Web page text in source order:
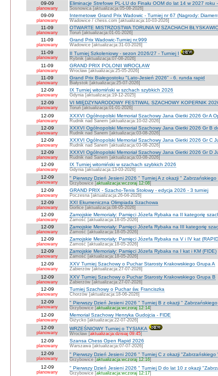
09-09
planowany
Eliminacje Strefowe PL-LU do Finału OOM do lat 14 w 2027 roku
Sosnowica [aktualizacja:05-08-2026]
09-09
planowany
Internetowe Grand Prix Wadowic - Turniej nr 67 (Nagrody:
Wadowice / chess.com [aktualizacja:10-03-2026]
11-09
planowany
OTWARTE MISTRZOSTWA TORUNIA W SZACHACH
Toruń [aktualizacja:01-01-2026]
11-09
planowany
Grand Prix Wadowic-Turniej nr.999
Wadowice [aktualizacja:31-03-2026]
11-09
planowany
II Turniej Szkoleniowy - sezon 2026/27 - Turniej I
Rybnik [aktualizacja:07-08-2026]
11-09
planowany
GRAND PRIX POLONII WROCŁAW
Wrocław [aktualizacja:25-05-2026]
11-09
planowany
Grand Prix Białegostoku "Lato-Jesień 2026" - 6. runda rapid
Białystok [aktualizacja:25-07-2026]
12-09
planowany
IX Turniej witomiński w szchach szybkich 2026
Gdynia [aktualizacja:19-12-2025]
12-09
planowany
VI MIĘDZYNARODOWY FESTIWAL SZACHOWY KOPERNIK
Toruń [aktualizacja:01-01-2026]
12-09
planowany
XXXVI Ogólnopolski Memoriał Szachowy Jana Gietki 2026 Gr A
Rudnik nad Sanem [aktualizacja:10-02-2026]
12-09
planowany
XXXVI Ogólnopolski Memoriał Szachowy Jana Gietki 2026 Gr B
Rudnik nad Sanem [aktualizacja:03-08-2026]
12-09
planowany
XXXVI Ogólnopolski Memoriał Szachowy Jana Gietki 2026 Gr C
Rudnik nad Sanem [aktualizacja:03-08-2026]
12-09
planowany
XXXVI Ogólnopolski Memoriał Szachowy Jana Gietki 2026 Gr D
Rudnik nad Sanem [aktualizacja:03-08-2026]
12-09
planowany
IX Turniej witomiński w szachach szybkich 2026
Gdynia [aktualizacja:13-03-2026]
12-09
planowany
" Pierwszy Dzień Jesieni 2026 " Turniej A z okazji " Zabrzańskiego
Grzybowice [aktualizacja:wczoraj 12:08]
12-09
planowany
GRAND PRIX - Szacho-Tenis Stołowy - edycja 2026 - 3 turniej
Poczesna [aktualizacja:26-04-2026]
12-09
planowany
XXI Ekumeniczna Olimpiada Szachowa
Gorlice [aktualizacja:08-05-2026]
12-09
planowany
Zamojskie Memoriały: Pamięci Józefa Rybaka na II kategorię
Zamość [aktualizacja:18-05-2026]
12-09
planowany
Zamojskie Memoriały: Pamięci Józefa Rybaka na III kategorię
Zamość [aktualizacja:18-05-2026]
12-09
planowany
Zamojskie Memoriały: Pamięci Józefa Rybaka na V i IV kat
Zamość [aktualizacja:18-05-2026]
12-09
planowany
Zamojskie Memoriały: Pamięci Józefa Rybaka na I kat i KM (FIDE)
Zamość [aktualizacja:18-05-2026]
12-09
planowany
XXV Turniej Szachowy o Puchar Starosty Krakowskiego Grupa A
Zabierzów [aktualizacja:27-07-2026]
12-09
planowany
XXV Turniej Szachowy o Puchar Starosty Krakowskiego Grupa B
Zabierzów [aktualizacja:27-07-2026]
12-09
planowany
Turniej Szachowy o Puchar św. Franciszka
Chorzów [aktualizacja:18-06-2026]
12-09
planowany
" Pierwszy Dzień Jesieni 2026 " Turniej B z okazji "
Grzybowice [aktualizacja:wczoraj 12:14]
12-09
planowany
Memoriał Szachowy Henryka Gudojcia - FIDE
Giżycko [aktualizacja:22-07-2026]
12-09
planowany
WRZEŚNIOWY Turniej o TYSIAKA
Wrocław [aktualizacja:dzisiaj 09:45]
12-09
planowany
Szansa Chess Open Rapid 2026
Warszawa [aktualizacja:07-07-2026]
12-09
planowany
" Pierwszy Dzień Jesieni 2026 " Turniej C z okazji "Zabrzańskiego
Grzybowice [aktualizacja:wczoraj 12:16]
12-09
planowany
" Pierwszy Dzień Jesieni 2026 " Turniej D do lat 10 z okazji
Grzybowice [aktualizacja:wczoraj 12:17]